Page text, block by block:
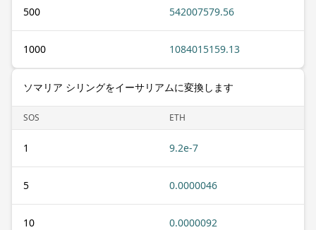
500 542007579.56
1000 1084015159.13
ソマリア シリングをイーサリアムに変換します
SOS ETH
1 9.2e-7
5 0.0000046
10 0.0000092